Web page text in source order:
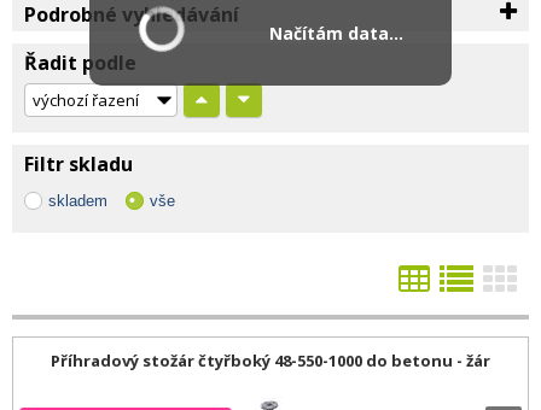
Podrobné vyhledávání
Řadit podle
Filtr skladu
skladem vše
Příhradový stožár čtyřboký 48-550-1000 do betonu - žár
Načítám data...